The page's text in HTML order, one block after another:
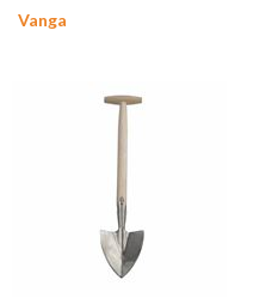
Vanga